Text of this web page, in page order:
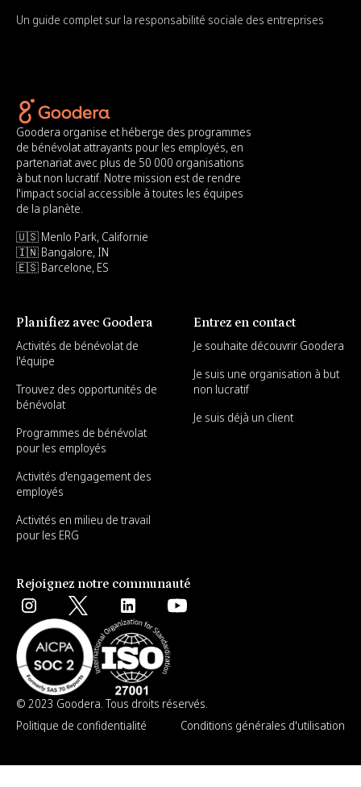
Un guide complet sur la responsabilité sociale des entreprises
Goodera organise et héberge des programmes
de bénévolat attrayants pour les employés, en
partenariat avec plus de 50 000 organisations
à but non lucratif. Notre mission est de rendre
l'impact social accessible à toutes les équipes
de la planète.
🇺🇸 Menlo Park, Californie
🇮🇳 Bangalore, IN
🇪🇸 Barcelone, ES
Planifiez avec Goodera
Activités de bénévolat de
l'équipe
Trouvez des opportunités de
bénévolat
Programmes de bénévolat
pour les employés
Activités d'engagement des
employés
Activités en milieu de travail
pour les ERG
Entrez en contact
Je souhaite découvrir Goodera
Je suis une organisation à but
non lucratif
Je suis déjà un client
Rejoignez notre communauté
© 2023 Goodera. Tous droits réservés.
Politique de confidentialité
Conditions générales d'utilisation